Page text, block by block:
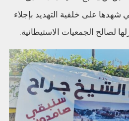
شهدها على خلفية التهديد بإجلاء
لصالح الجمعيات الاستيطانية.